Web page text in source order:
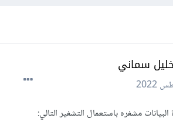
سماني
مشفره باستعمال التشفير التالي: